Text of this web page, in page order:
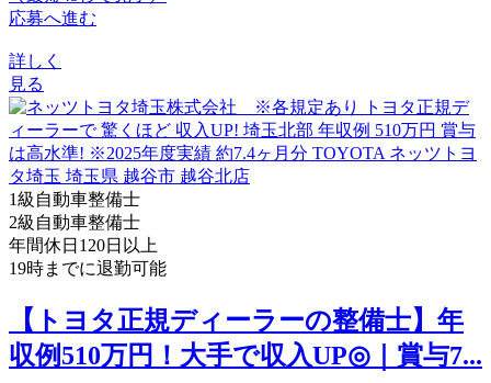
応募へ進む
詳しく
見る
1級自動車整備士
2級自動車整備士
年間休日120日以上
19時までに退勤可能
【トヨタ正規ディーラーの整備士】年
収例510万円！大手で収入UP◎｜賞与7...